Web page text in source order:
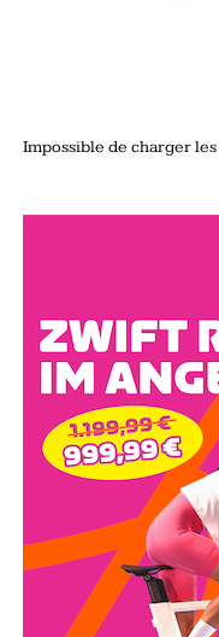
Impossible de charger